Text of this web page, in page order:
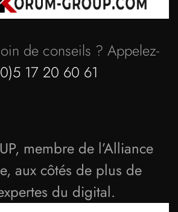
de conseils ? Appelez-
17 20 60 61
membre de l’Alliance
aux côtés de plus de
du digital.